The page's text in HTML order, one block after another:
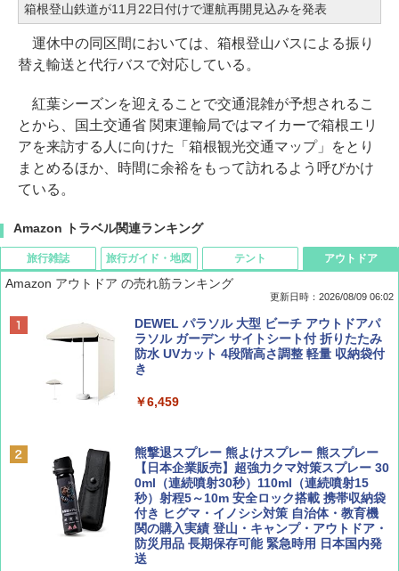
箱根登山鉄道が11月22日付けで運航再開見込みを発表
運休中の同区間においては、箱根登山バスによる振り
替え輸送と代行バスで対応している。
紅葉シーズンを迎えることで交通混雑が予想されるこ
とから、国土交通省 関東運輸局ではマイカーで箱根エリ
アを来訪する人に向けた「箱根観光交通マップ」をとり
まとめるほか、時間に余裕をもって訪れるよう呼びかけ
ている。
Amazon トラベル関連ランキング
旅行雑誌
BE-PAL(ビ-パル) 2026年 9 月号【特別付録:
SOTO ミニマル"旅"財布 ランダム2種】
￥1,500
誌] (ＤＩＳＮＥＹ ＦＡＮ)
￥713
山と溪谷 2026年8月号「南アルプス大全」
旅行ガイド・地図
地球の歩き方 スター・ウォーズ
￥2,695
球の歩き方A ヨーロッパ
￥2,479
D40 地球の歩き方 チェンマイ タイ北部の魅
力的な町 2026～2027 地球の歩き方D アジア
テント
[キャンパーズコレクション 山善] ポップアッ
プテント 傘みたいに広げて畳める パッとサ
ッとサンシェード キューブ フルクローズ メ
ッシュ 簡単設置 ワンタッチテント キャンプ
PYKES PEAK (パイクスピーク) 着替えテン
ト プライバシー テント 【中が透けない】 1
人用 折りたたみ 防災グッズ 災害用トイレ ビ
ーチ ピクニック ポップアップテント 携帯 簡
易 トイレテント (グレー)
￥4,980
アウトドア
Amazon アウトドア の売れ筋ランキング
更新日時：2026/08/09 06:02
DEWEL パラソル 大型 ビーチ アウトドアパ
ラソル ガーデン サイトシート付 折りたたみ
防水 UVカット 4段階高さ調整 軽量 収納袋付
き
￥6,459
熊撃退スプレー 熊よけスプレー 熊スプレー
【日本企業販売】超強力クマ対策スプレー 30
0ml（連続噴射30秒）110ml（連続噴射15
秒）射程5～10m 安全ロック搭載 携帯収納袋
付き ヒグマ・イノシシ対策 自治体・教育機
関の購入実績 登山・キャンプ・アウトドア・
防災用品 長期保存可能 緊急時用 日本国内発
送